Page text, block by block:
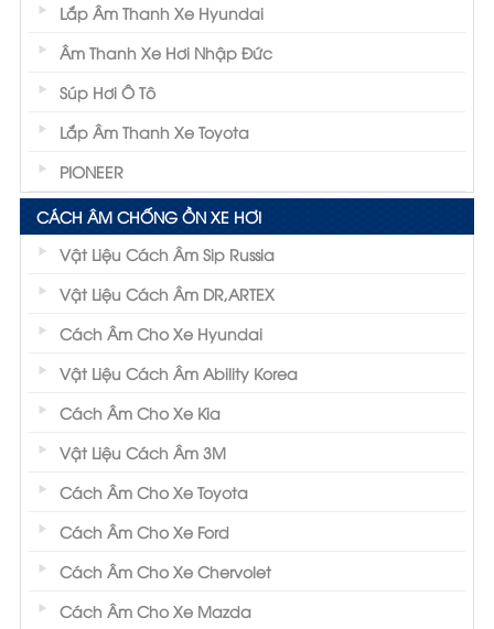
Lắp Âm Thanh Xe Hyundai
Âm Thanh Xe Hơi Nhập Đức
Súp Hơi Ô Tô
Lắp Âm Thanh Xe Toyota
PIONEER
CÁCH ÂM CHỐNG ỒN XE HƠI
Vật Liệu Cách Âm Sip Russia
Vật Liệu Cách Âm DR,ARTEX
Cách Âm Cho Xe Hyundai
Vật Liệu Cách Âm Ability Korea
Cách Âm Cho Xe Kia
Vật Liệu Cách Âm 3M
Cách Âm Cho Xe Toyota
Cách Âm Cho Xe Ford
Cách Âm Cho Xe Chervolet
Cách Âm Cho Xe Mazda